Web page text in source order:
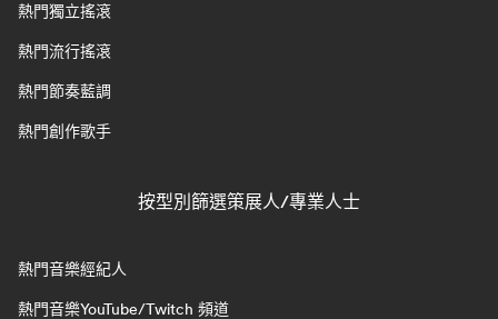
熱門獨立搖滾
熱門流行搖滾
熱門節奏藍調
熱門創作歌手
按型別篩選策展人/專業人士
熱門音樂經紀人
熱門音樂YouTube/Twitch 頻道